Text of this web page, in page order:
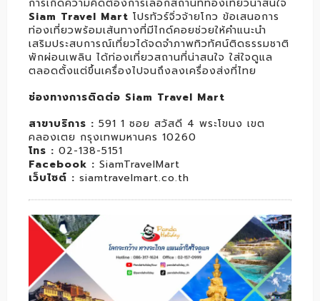
Siam Travel Mart โปรทัวร์จิ่วจ้ายโกว ข้อเสนอการ
ท่องเที่ยวพร้อมเส้นทางที่มีไกด์คอยช่วยให้คำแนะนำ
เสริมประสบการณ์เที่ยวได้จดจำภาพทิวทัศน์ติดธรรมชาติ
พักผ่อนเพลิน ได้ท่องเที่ยวสถานที่น่าสนใจ ใส่ใจดูแล
ตลอดตั้งแต่ขึ้นเครื่องไปจนถึงลงเครื่องส่งที่ไทย
ช่องทางการติดต่อ Siam Travel Mart
สาขาบริการ : 591 1 ซอย สวัสดี 4 พระโขนง เขต
คลองเตย กรุงเทพมหานคร 10260
โทร : 02-138-5151
Facebook : SiamTravelMart
เว็บไซต์ : siamtravelmart.co.th